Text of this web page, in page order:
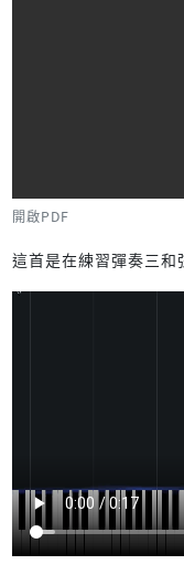
開啟PDF
這首是在練習彈奏三